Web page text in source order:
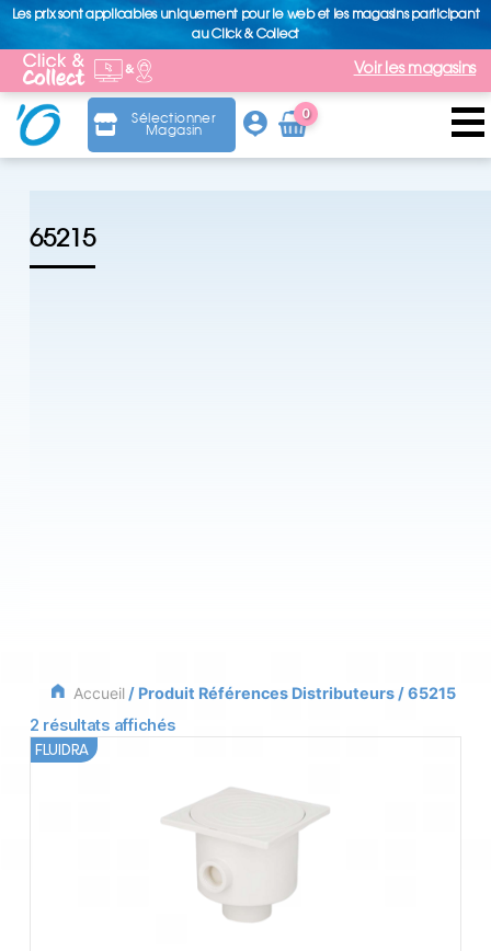
Les prix sont applicables uniquement pour le web et les magasins participant
au Click & Collect
Voir les magasins
Sélectionner
Magasin
0
Arti
cle
65215
Accueil/ Produit Références Distributeurs / 65215
2 résultats affichés
FLUIDRA